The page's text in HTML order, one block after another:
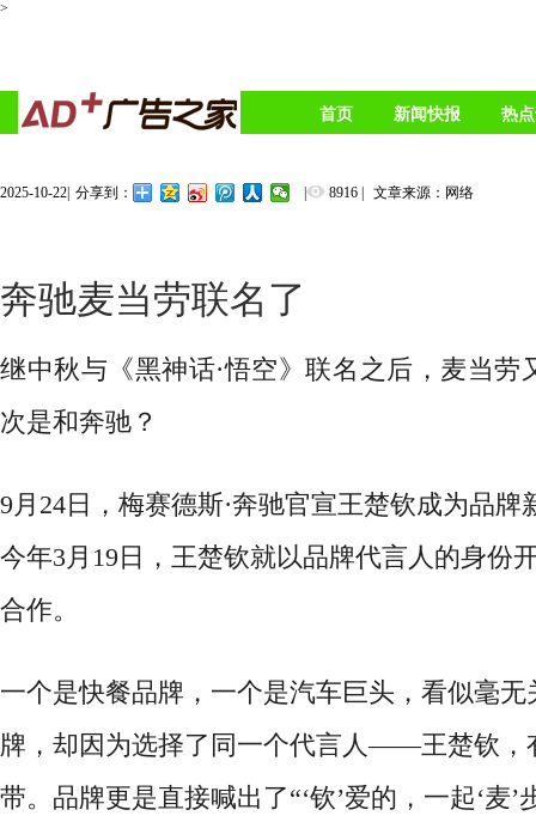
>
首页 新闻快报 热
2025-10-22| 分享到： | 8916 | 文章来源：网络
奔驰麦当劳联名了
继中秋与《黑神话·悟空》联名之后， 麦当劳
次是和奔驰？
9月24日，梅赛德斯·奔驰官宣王楚钦成为品牌
今年3月19日，王楚钦就以品牌代言人的身份
合作。
一个是快餐品牌，一个是汽车巨头，看似毫无
牌，却因为选择了同一个代言人——王楚钦，
带。品牌更是直接喊出了“‘钦’爱的，一起‘麦’